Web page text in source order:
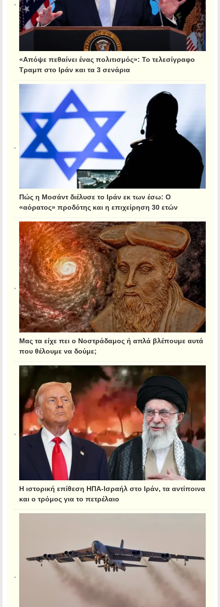
«Απόψε πεθαίνει ένας πολιτισμός»: Το τελεσίγραφο
Τραμπ στο Ιράν και τα 3 σενάρια
Πώς η Μοσάντ διέλυσε το Ιράν εκ των έσω: Ο
«αόρατος» προδότης και η επιχείρηση 30 ετών
Μας τα είχε πει ο Νοστράδαμος ή απλά βλέπουμε αυτά
που θέλουμε να δούμε;
Η ιστορική επίθεση ΗΠΑ-Ισραήλ στο Ιράν, τα αντίποινα
και ο τρόμος για το πετρέλαιο